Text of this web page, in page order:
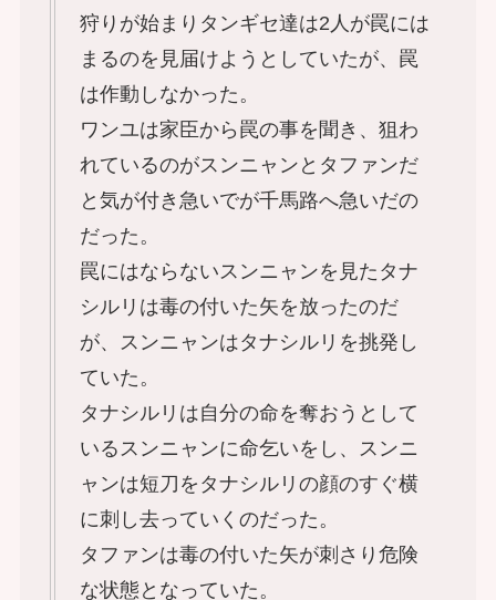
狩りが始まりタンギセ達は2人が罠には
まるのを見届けようとしていたが、罠
は作動しなかった。
ワンユは家臣から罠の事を聞き、狙わ
れているのがスンニャンとタファンだ
と気が付き急いでが千馬路へ急いだの
だった。
罠にはならないスンニャンを見たタナ
シルリは毒の付いた矢を放ったのだ
が、スンニャンはタナシルリを挑発し
ていた。
タナシルリは自分の命を奪おうとして
いるスンニャンに命乞いをし、スンニ
ャンは短刀をタナシルリの顔のすぐ横
に刺し去っていくのだった。
タファンは毒の付いた矢が刺さり危険
な状態となっていた。